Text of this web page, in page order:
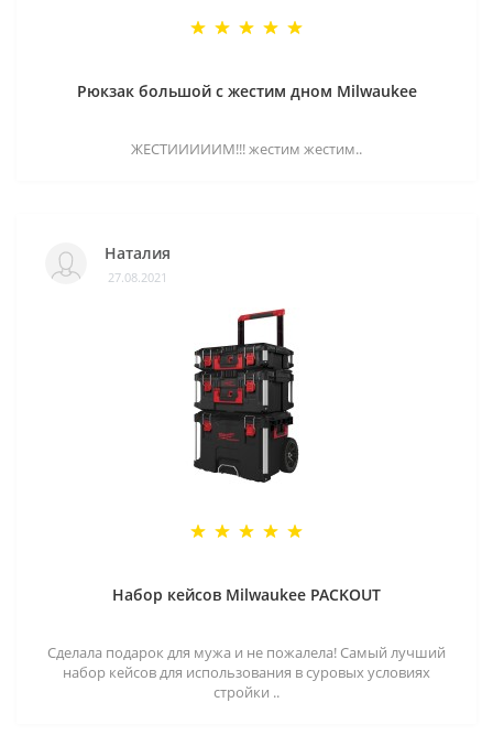
Рюкзак большой с жестим дном Milwaukee
ЖЕСТИИИИИМ!!! жестим жестим..
Наталия
27.08.2021
Набор кейсов Milwaukee PACKOUT
Сделала подарок для мужа и не пожалела! Самый лучший
набор кейсов для использования в суровых условиях
стройки ..